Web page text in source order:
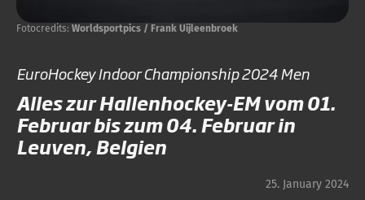
Fotocredits: Worldsportpics / Frank Uijleenbroek
EuroHockey Indoor Championship 2024 Men
Alles zur Hallenhockey-EM vom 01.
Februar bis zum 04. Februar in
Leuven, Belgien
25. January 2024